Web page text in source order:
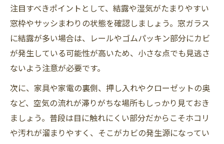
注目すべきポイントとして、結露や湿気がたまりやすい
窓枠やサッシまわりの状態を確認しましょう。窓ガラス
に結露が多い場合は、レールやゴムパッキン部分にカビ
が発生している可能性が高いため、小さな点でも見逃さ
ないよう注意が必要です。
次に、家具や家電の裏側、押し入れやクローゼットの奥
など、空気の流れが滞りがちな場所もしっかり見ておき
ましょう。普段は目に触れにくい部分だからこそホコリ
や汚れが溜まりやすく、そこがカビの発生源になってい